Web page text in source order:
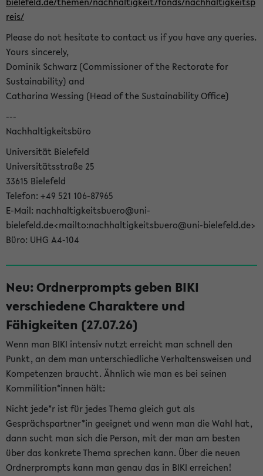
reis/
Please do not hesitate to contact us if you have any queries.
Yours sincerely,
Dominik Schwarz (Commissioner of the Rectorate for
Sustainability) and
Catharina Wessing (Head of the Sustainability Office)
---
Nachhaltigkeitsbüro
Universität Bielefeld
Universitätsstraße 25
33615 Bielefeld
Telefon: +49 521 106-87965
E-Mail: nachhaltigkeitsbuero@uni-
bielefeld.de<mailto:nachhaltigkeitsbuero@uni-bielefeld.de>
Büro: UHG A4-104
Neu: Ordnerprompts geben BIKI
verschiedene Charaktere und
Fähigkeiten (27.07.26)
Wenn man BIKI intensiv nutzt erreicht man schnell den
Punkt, an dem man unterschiedliche Verhaltensweisen und
Kompetenzen braucht. Ähnlich wie man es bei seinen
Kommilition*innen hält:
Nicht jede*r ist für jedes Thema gleich gut als
Gesprächspartner*in geeignet und wenn man die Wahl hat,
dann sucht man sich die Person, mit der man am besten
über das konkrete Thema sprechen kann. Über die neuen
Ordnerprompts kann man genau das in BIKI erreichen!